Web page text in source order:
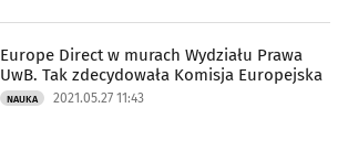
Europe Direct w murach Wydziału Prawa
UwB. Tak zdecydowała Komisja Europejska
NAUKA 2021.05.27 11:43